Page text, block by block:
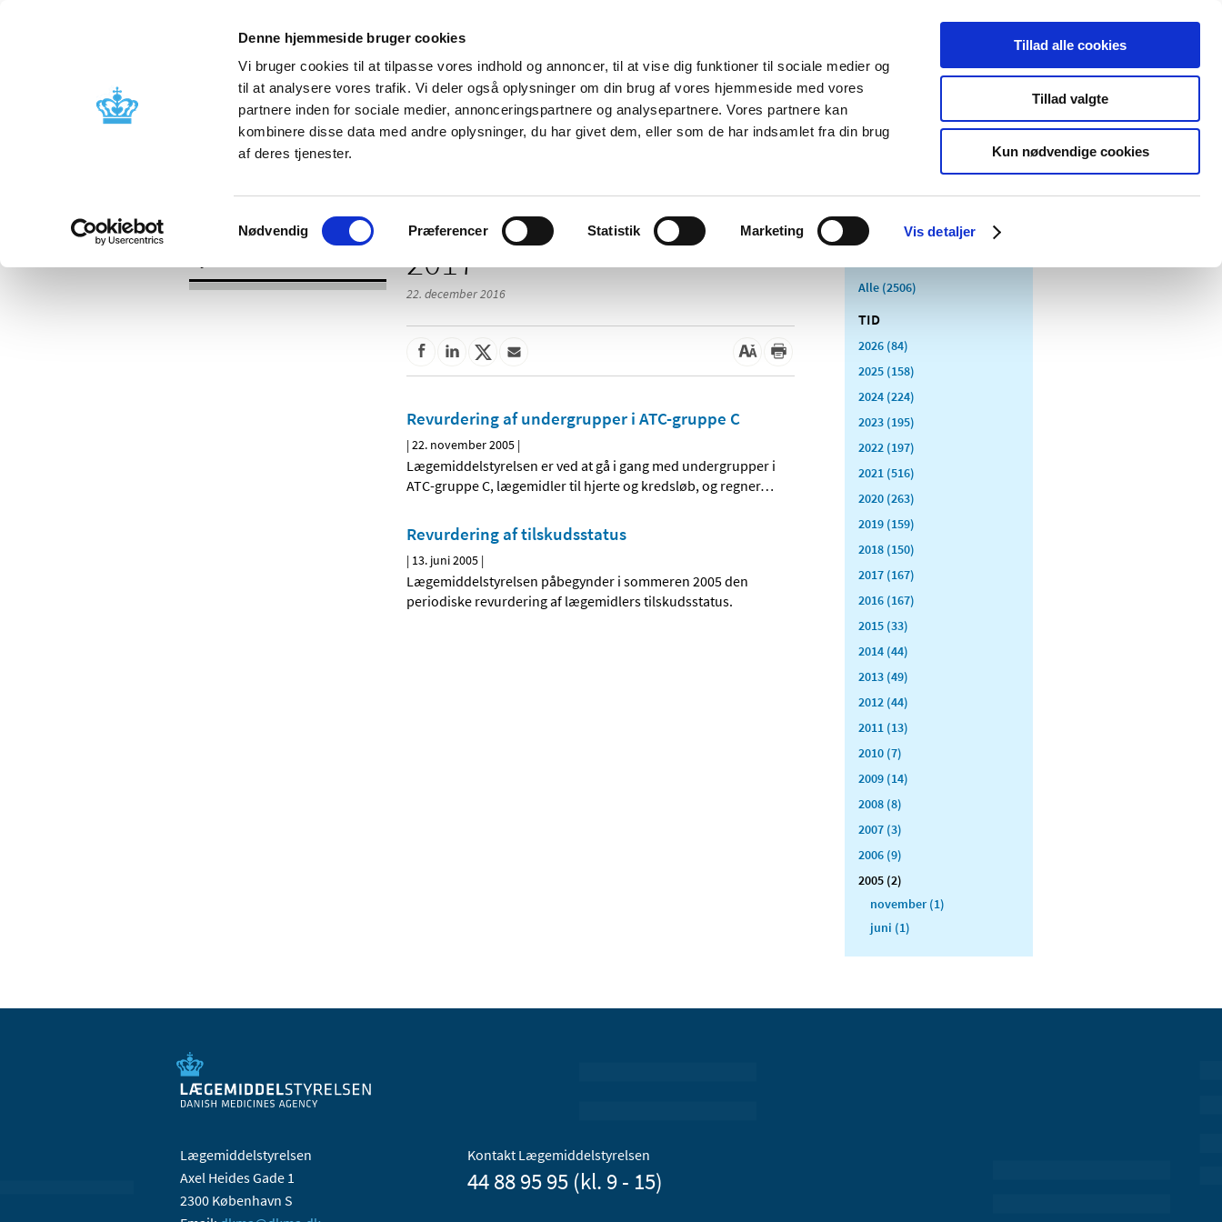
Denne hjemmeside bruger cookies
Vi bruger cookies til at tilpasse vores indhold og annoncer, til at vise dig funktioner til sociale medier og
til at analysere vores trafik. Vi deler også oplysninger om din brug af vores hjemmeside med vores
partnere inden for sociale medier, annonceringspartnere og analysepartnere. Vores partnere kan
kombinere disse data med andre oplysninger, du har givet dem, eller som de har indsamlet fra din brug
af deres tjenester.
Samtykkevalg
Nødvendig Præferencer Statistik Marketing Vis detaljer
Tillad alle cookies
Tillad valgte
Kun nødvendige cookies
Nyheder Om os Kontakt Udgivelser
Godkendelse og
Bivirkninger og
produktinformation
Tilskud og
Apoteker og salg af
Medicinsk
Særlige
produktområder
2017
22. december 2016
Revurdering af undergrupper i ATC-gruppe C
|22. november 2005 |
Lægemiddelstyrelsen er ved at gå i gang med undergrupper i
ATC-gruppe C, lægemidler til hjerte og kredsløb, og regner…
Revurdering af tilskudsstatus
| 13. juni 2005 |
Lægemiddelstyrelsen påbegynder i sommeren 2005 den
periodiske revurdering af lægemidlers tilskudsstatus.
Alle (2506)
TID
2026 (84)
2025 (158)
2024 (224)
2023 (195)
2022 (197)
2021 (516)
2020 (263)
2019 (159)
2018 (150)
2017 (167)
2016 (167)
2015 (33)
2014 (44)
2013 (49)
2012 (44)
2011 (13)
2010 (7)
2009 (14)
2008 (8)
2007 (3)
2006 (9)
2005 (2)
november (1)
juni (1)
Lægemiddelstyrelsen
Axel Heides Gade 1
2300 København S
Kontakt Lægemiddelstyrelsen
44 88 95 95 (kl. 9 - 15)